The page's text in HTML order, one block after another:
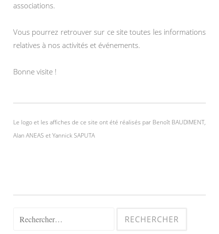
associations.
Vous pourrez retrouver sur ce site toutes les informations
relatives à nos activités et événements.
Bonne visite !
Le logo et les affiches de ce site ont été réalisés par Benoît BAUDIMENT,
Alan ANEAS et Yannick SAPUTA
Rechercher :